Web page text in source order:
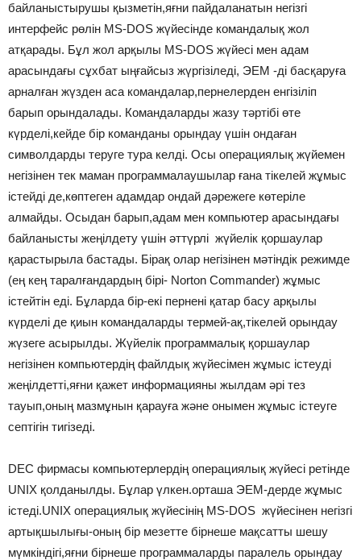
байланыстырушы қызметін,яғни пайдаланатын негізгі
интерфейс рөлін MS-DOS жүйесінде командалық жол
атқарады. Бұл жол арқылы MS-DOS жүйесі мен адам
арасындағы сұхбат ыңғайсыз жүргізіледі, ЭЕМ -ді басқаруға
арналған жүзден аса командалар,пернелерден енгізіліп
барып орындалады. Командаларды жазу тәртібі өте
күрделі,кейде бір команданы орындау үшін ондаған
символдарды теруге тура келді. Осы операциялық жүйемен
негізінен тек маман программалаушылар ғана тікелей жұмыс
істейді де,көптеген адамдар ондай дәрежеге көтеріле
алмайды. Осыдан барып,адам мен компьютер арасындағы
байланысты жеңілдету үшін әттүрлі жүйелік қоршаулар
қарастырыла бастады. Бірақ олар негізінен мәтіндік режимде
(ең кең таралғандардың бірі- Norton Commander) жұмыс
істейтін еді. Бұларда бір-екі пернені қатар басу арқылы
күрделі де қиын командаларды термей-ақ,тікелей орындау
жүзеге асырылды. Жүйелік программалық қоршаулар
негізінен компьютердің файлдық жүйесімен жұмыс істеуді
жеңілдетті,яғни қажет информацияны жылдам әрі тез
тауып,оның мазмұнын қарауға және онымен жұмыс істеуге
септігін тигізеді.
DEC фирмасы компьютерлердің операциялық жүйесі ретінде
UNIX қолданылды. Бұлар үлкен.орташа ЭЕМ-дерде жұмыс
істеді.UNIX операциялық жүйесінің MS-DOS жүйесінен негізгі
артықшылығы-оның бір мезетте бірнеше мақсатты шешу
мүмкіндігі,яғни бірнеше программаларды паралель орындау